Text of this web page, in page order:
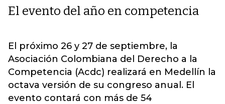
El evento del año en competencia
El próximo 26 y 27 de septiembre, la
Asociación Colombiana del Derecho a la
Competencia (Acdc) realizará en Medellín la
octava versión de su congreso anual. El
evento contará con más de 54